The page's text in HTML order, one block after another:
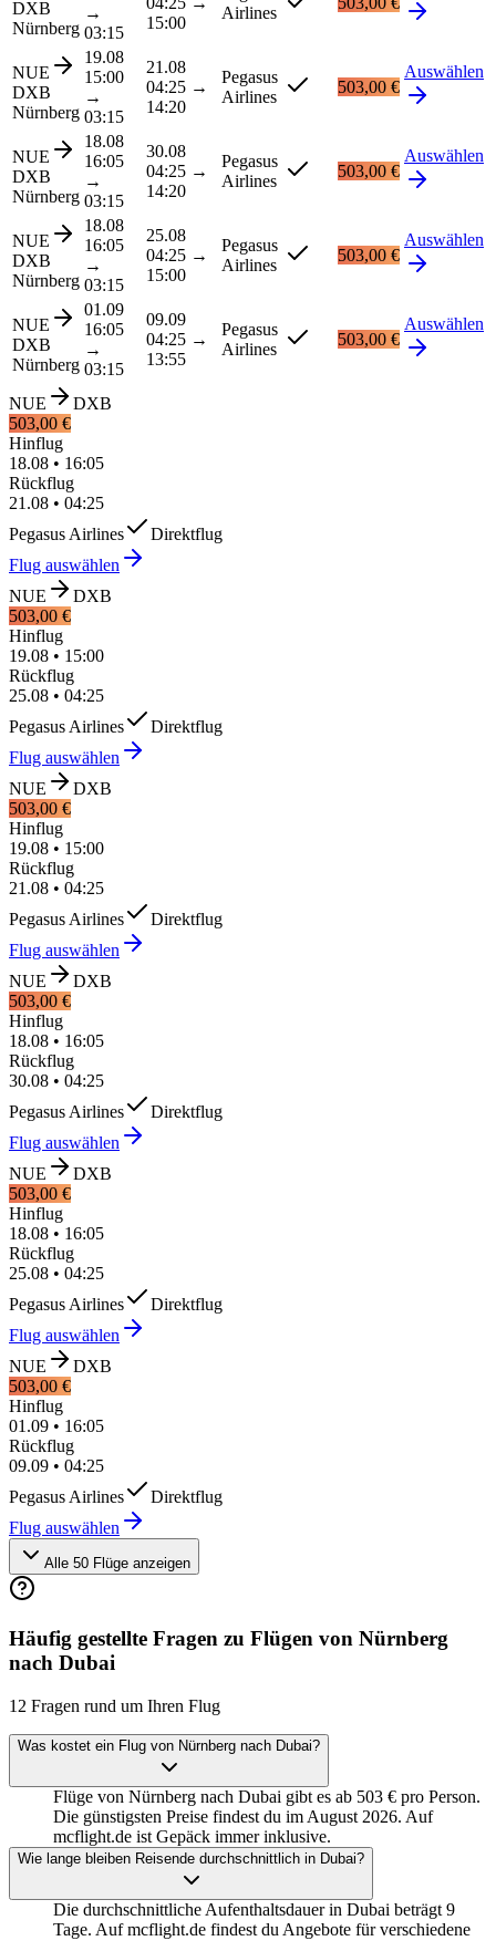
DXB
Nürnberg
→
03:15
15:00
Airlines
NUE
DXB
Nürnberg
19.08
15:00
→
03:15
21.08
04:25 →
14:20
Pegasus
Airlines
503,00 €
Auswählen
NUE
DXB
Nürnberg
18.08
16:05
→
03:15
30.08
04:25 →
14:20
Pegasus
Airlines
503,00 €
Auswählen
NUE
DXB
Nürnberg
18.08
16:05
→
03:15
25.08
04:25 →
15:00
Pegasus
Airlines
503,00 €
Auswählen
NUE
DXB
Nürnberg
01.09
16:05
→
03:15
09.09
04:25 →
13:55
Pegasus
Airlines
503,00 €
Auswählen
NUE
DXB
503,00 €
Hinflug
18.08 • 16:05
Rückflug
21.08 • 04:25
Pegasus Airlines
Direktflug
Flug auswählen
NUE
DXB
503,00 €
Hinflug
19.08 • 15:00
Rückflug
25.08 • 04:25
Pegasus Airlines
Direktflug
Flug auswählen
NUE
DXB
503,00 €
Hinflug
19.08 • 15:00
Rückflug
21.08 • 04:25
Pegasus Airlines
Direktflug
Flug auswählen
NUE
DXB
503,00 €
Hinflug
18.08 • 16:05
Rückflug
30.08 • 04:25
Pegasus Airlines
Direktflug
Flug auswählen
NUE
DXB
503,00 €
Hinflug
18.08 • 16:05
Rückflug
25.08 • 04:25
Pegasus Airlines
Direktflug
Flug auswählen
NUE
DXB
503,00 €
Hinflug
01.09 • 16:05
Rückflug
09.09 • 04:25
Pegasus Airlines
Direktflug
Flug auswählen
Alle 50 Flüge anzeigen
Häufig gestellte Fragen zu Flügen von Nürnberg
nach Dubai
12 Fragen rund um Ihren Flug
Was kostet ein Flug von Nürnberg nach Dubai?
Flüge von Nürnberg nach Dubai gibt es ab 503 € pro Person.
Die günstigsten Preise findest du im August 2026. Auf
mcflight.de ist Gepäck immer inklusive.
Wie lange bleiben Reisende durchschnittlich in Dubai?
Die durchschnittliche Aufenthaltsdauer in Dubai beträgt 9
Tage. Auf mcflight.de findest du Angebote für verschiedene